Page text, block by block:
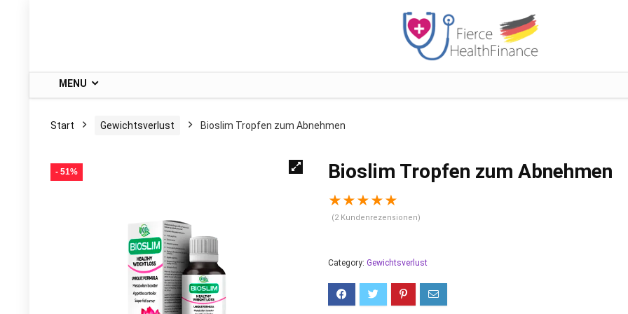
MENU
Start Gewichtsverlust Bioslim Tropfen zum Abnehmen
- 51% Bioslim Tropfen zum Abnehmen
★★★★★
(2Kundenrezensionen)
Category: Gewichtsverlust